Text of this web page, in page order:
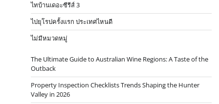
ไทบ้านเดอะซีรีส์ 3
ไปยุโรปครั้งแรก ประเทศไหนดี
ไม่มีหมวดหมู่
The Ultimate Guide to Australian Wine Regions: A Taste of the
Outback
Property Inspection Checklists Trends Shaping the Hunter
Valley in 2026